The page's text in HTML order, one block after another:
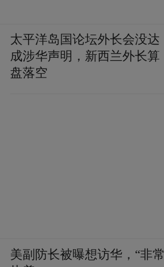
太平洋岛国论坛外长会没达
成涉华声明，新西兰外长算
盘落空
美副防长被曝想访华，“非常